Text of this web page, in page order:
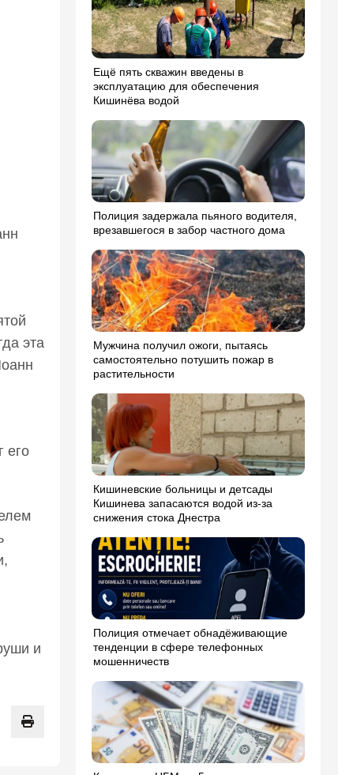
эта
его
и
Ещё пять скважин введены в
эксплуатацию для обеспечения
Кишинёва водой
Полиция задержала пьяного водителя,
врезавшегося в забор частного дома
Мужчина получил ожоги, пытаясь
самостоятельно потушить пожар в
растительности
Кишиневские больницы и детсады
Кишинева запасаются водой из-за
снижения стока Днестра
Полиция отмечает обнадёживающие
тенденции в сфере телефонных
мошенничеств